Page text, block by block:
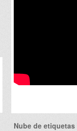
Nube de etiquetas